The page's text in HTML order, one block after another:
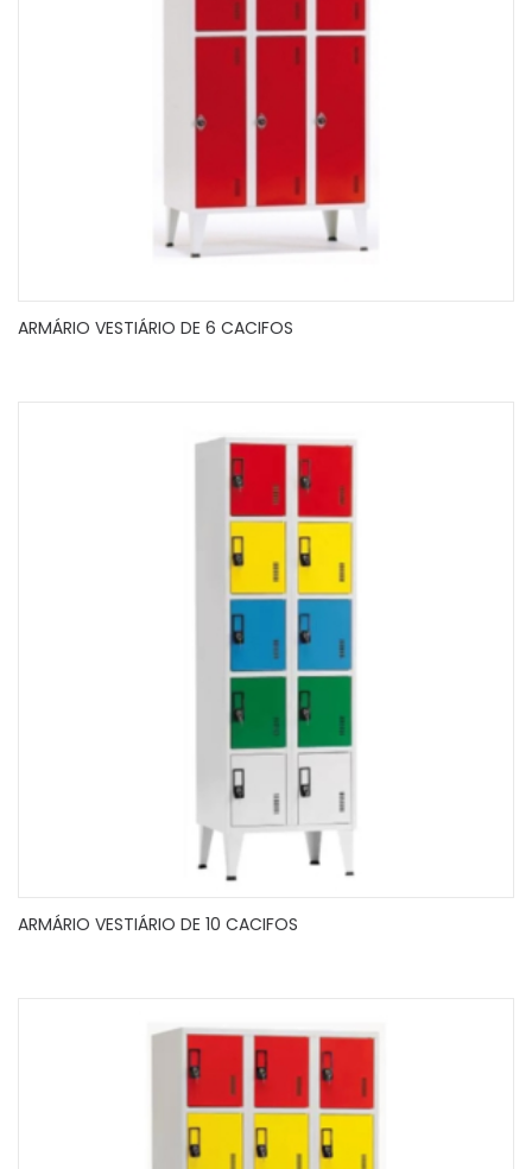
ARMÁRIO VESTIÁRIO DE 6 CACIFOS
ARMÁRIO VESTIÁRIO DE 10 CACIFOS